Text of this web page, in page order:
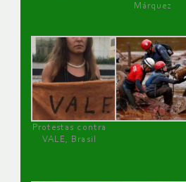
Márquez
Protestas contra
VALE, Brasil